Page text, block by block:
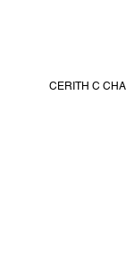
CERITH C